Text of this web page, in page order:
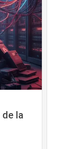
la